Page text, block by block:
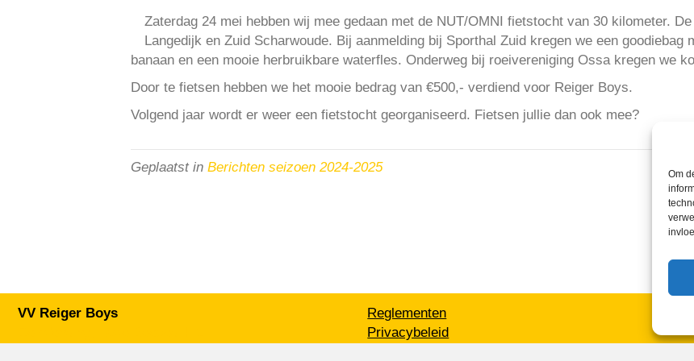
Om
Zaterdag 24 mei hebben wij mee gedaan met de NUT/OMNI fietstocht van 30 kilometer.
Langedijk en Zuid Scharwoude. Bij aanmelding bij Sporthal Zuid kregen we een
banaan en een mooie herbruikbare waterfles. Onderweg bij roeivereniging Ossa kregen we
Door te fietsen hebben we het mooie bedrag van €500,- verdiend voor Reiger Boys.
Volgend jaar wordt er weer een fietstocht georganiseerd. Fietsen jullie dan ook mee?
Geplaatst in Berichten seizoen 2024-2025
VV Reiger Boys
Reglementen
Privacybeleid